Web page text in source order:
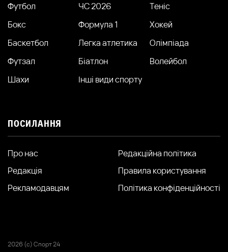
Футбол ЧС 2026
Теніс
Бокс
Формула 1
Хокей
Баскетбол
Легка атлетика
Олімпіада
Футзал
Біатлон
Волейбол
Шахи
Інші види спорту
ПОСИЛАННЯ
Про нас
Редакція
Рекламодавцям
Редакційна політика
Правила користування
Політика конфіденційності
2026 (с) Спорт 24